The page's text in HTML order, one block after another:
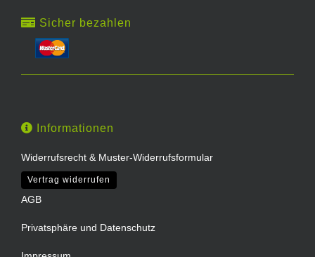
Sicher bezahlen
Informationen
Widerrufsrecht & Muster-Widerrufsformular
Vertrag widerrufen
AGB
Privatsphäre und Datenschutz